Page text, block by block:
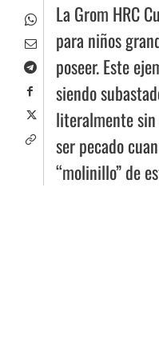
La Grom HRC
para niños
poseer. Este
siendo
literalmente sin
ser pecado
“molinillo” de